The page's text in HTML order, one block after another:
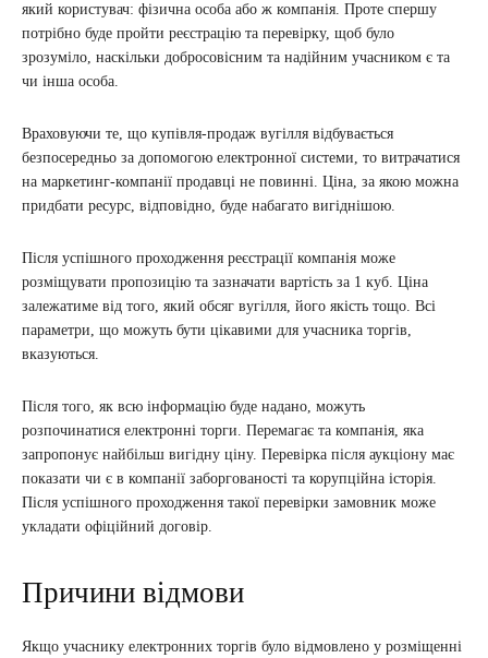
який користувач: фізична особа або ж компанія. Проте спершу
потрібно буде пройти реєстрацію та перевірку, щоб було
зрозуміло, наскільки добросовісним та надійним учасником є та
чи інша особа.
Враховуючи те, що купівля-продаж вугілля відбувається
безпосередньо за допомогою електронної системи, то витрачатися
на маркетинг-компанії продавці не повинні. Ціна, за якою можна
придбати ресурс, відповідно, буде набагато вигіднішою.
Після успішного проходження реєстрації компанія може
розміщувати пропозицію та зазначати вартість за 1 куб. Ціна
залежатиме від того, який обсяг вугілля, його якість тощо. Всі
параметри, що можуть бути цікавими для учасника торгів,
вказуються.
Після того, як всю інформацію буде надано, можуть
розпочинатися електронні торги. Перемагає та компанія, яка
запропонує найбільш вигідну ціну. Перевірка після аукціону має
показати чи є в компанії заборгованості та корупційна історія.
Після успішного проходження такої перевірки замовник може
укладати офіційний договір.
Причини відмови
Якщо учаснику електронних торгів було відмовлено у розміщенні